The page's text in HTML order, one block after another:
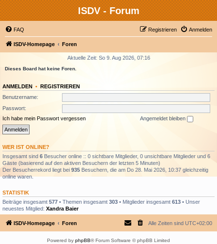
ISDV - Forum
FAQ Anmelden
Registrieren
ISDV-Homepage Foren
Aktuelle Zeit: So 9. Aug 2026, 07:16
Dieses Board hat keine Foren.
ANMELDEN • REGISTRIEREN
Benutzername:
Passwort:
Ich habe mein Passwort vergessen
Angemeldet bleiben
WER IST ONLINE?
Insgesamt sind 6 Besucher online :: 0 sichtbare Mitglieder, 0 unsichtbare Mitglieder und 6
Gäste (basierend auf den aktiven Besuchern der letzten 5 Minuten)
Der Besucherrekord liegt bei 935 Besuchern, die am Do 28. Mai 2026, 10:37 gleichzeitig
online waren.
STATISTIK
Beiträge insgesamt 577 • Themen insgesamt 303 • Mitglieder insgesamt 613 • Unser
neuestes Mitglied: Xandra Baier
ISDV-Homepage Foren Alle Zeiten sind UTC+02:00
Powered by phpBB® Forum Software © phpBB Limited